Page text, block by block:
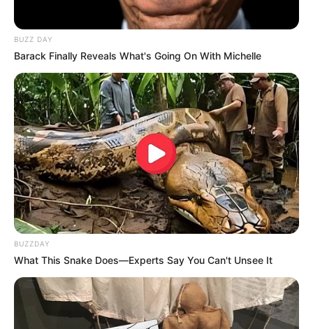
Hoy se llevará a cabo un
simulacro de emergencia
Medellín
NOTICIAS ANTIOQUIA
Este jueves se realizará un
simulacro de emergencia
en Hidroituango
ATLÁNTICO
El 4 de octubre será el
Simulacro Nacional de
Respuesta a Emergencias
2023
BUZZ DAY
Barack Finally Reveals What's Going On With Michelle
BUZZDAY
What This Snake Does—Experts Say You Can't Unsee It